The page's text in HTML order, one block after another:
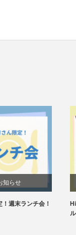
知らせ
週末ランチ会！
ル